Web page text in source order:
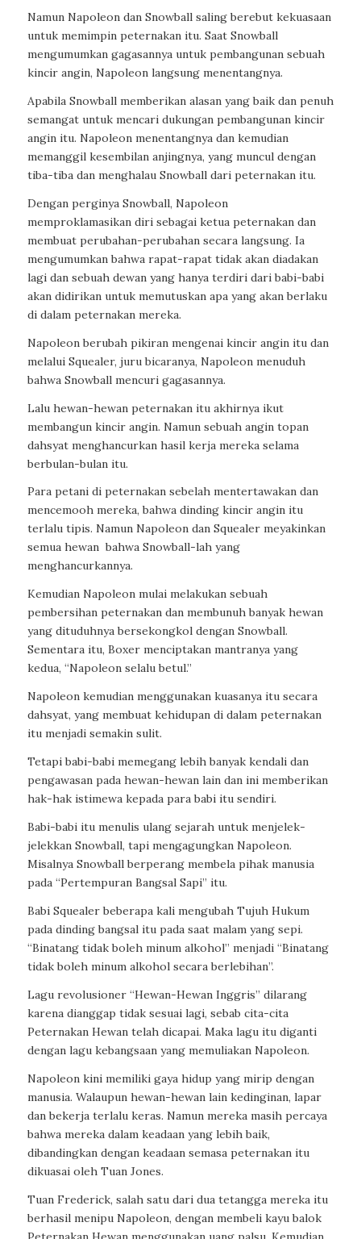
Namun Napoleon dan Snowball saling berebut kekuasaan
untuk memimpin peternakan itu. Saat Snowball
mengumumkan gagasannya untuk pembangunan sebuah
kincir angin, Napoleon langsung menentangnya.
Apabila Snowball memberikan alasan yang baik dan penuh
semangat untuk mencari dukungan pembangunan kincir
angin itu. Napoleon menentangnya dan kemudian
memanggil kesembilan anjingnya, yang muncul dengan
tiba-tiba dan menghalau Snowball dari peternakan itu.
Dengan perginya Snowball, Napoleon
memproklamasikan diri sebagai ketua peternakan dan
membuat perubahan-perubahan secara langsung. Ia
mengumumkan bahwa rapat-rapat tidak akan diadakan
lagi dan sebuah dewan yang hanya terdiri dari babi-babi
akan didirikan untuk memutuskan apa yang akan berlaku
di dalam peternakan mereka.
Napoleon berubah pikiran mengenai kincir angin itu dan
melalui Squealer, juru bicaranya, Napoleon menuduh
bahwa Snowball mencuri gagasannya.
Lalu hewan-hewan peternakan itu akhirnya ikut
membangun kincir angin. Namun sebuah angin topan
dahsyat menghancurkan hasil kerja mereka selama
berbulan-bulan itu.
Para petani di peternakan sebelah mentertawakan dan
mencemooh mereka, bahwa dinding kincir angin itu
terlalu tipis. Namun Napoleon dan Squealer meyakinkan
semua hewan bahwa Snowball-lah yang
menghancurkannya.
Kemudian Napoleon mulai melakukan sebuah
pembersihan peternakan dan membunuh banyak hewan
yang dituduhnya bersekongkol dengan Snowball.
Sementara itu, Boxer menciptakan mantranya yang
kedua, “Napoleon selalu betul.”
Napoleon kemudian menggunakan kuasanya itu secara
dahsyat, yang membuat kehidupan di dalam peternakan
itu menjadi semakin sulit.
Tetapi babi-babi memegang lebih banyak kendali dan
pengawasan pada hewan-hewan lain dan ini memberikan
hak-hak istimewa kepada para babi itu sendiri.
Babi-babi itu menulis ulang sejarah untuk menjelek-
jelekkan Snowball, tapi mengagungkan Napoleon.
Misalnya Snowball berperang membela pihak manusia
pada “Pertempuran Bangsal Sapi” itu.
Babi Squealer beberapa kali mengubah Tujuh Hukum
pada dinding bangsal itu pada saat malam yang sepi.
“Binatang tidak boleh minum alkohol” menjadi “Binatang
tidak boleh minum alkohol secara berlebihan”.
Lagu revolusioner “Hewan-Hewan Inggris” dilarang
karena dianggap tidak sesuai lagi, sebab cita-cita
Peternakan Hewan telah dicapai. Maka lagu itu diganti
dengan lagu kebangsaan yang memuliakan Napoleon.
Napoleon kini memiliki gaya hidup yang mirip dengan
manusia. Walaupun hewan-hewan lain kedinginan, lapar
dan bekerja terlalu keras. Namun mereka masih percaya
bahwa mereka dalam keadaan yang lebih baik,
dibandingkan dengan keadaan semasa peternakan itu
dikuasai oleh Tuan Jones.
Tuan Frederick, salah satu dari dua tetangga mereka itu
berhasil menipu Napoleon, dengan membeli kayu balok